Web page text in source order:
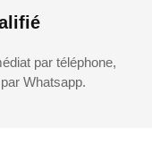
par téléphone,
Whatsapp.